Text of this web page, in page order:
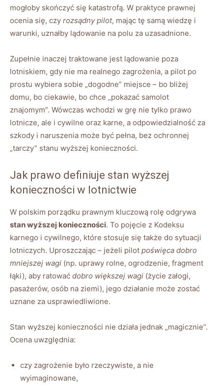
mogłoby skończyć się katastrofą. W praktyce prawnej
ocenia się, czy rozsądny pilot, mając tę samą wiedzę i
warunki, uznałby lądowanie na polu za uzasadnione.
Zupełnie inaczej traktowane jest lądowanie poza
lotniskiem, gdy nie ma realnego zagrożenia, a pilot po
prostu wybiera sobie „dogodne” miejsce – bo bliżej
domu, bo ciekawie, bo chce „pokazać samolot
znajomym”. Wówczas wchodzi w grę nie tylko prawo
lotnicze, ale i cywilne oraz karne, a odpowiedzialność za
szkody i naruszenia może być pełna, bez ochronnej
„tarczy” stanu wyższej konieczności.
Jak prawo definiuje stan wyższej
konieczności w lotnictwie
W polskim porządku prawnym kluczową rolę odgrywa
stan wyższej konieczności. To pojęcie z Kodeksu
karnego i cywilnego, które stosuje się także do sytuacji
lotniczych. Uproszczając – jeżeli pilot poświęca dobro
mniejszej wagi (np. uprawy rolne, ogrodzenie, fragment
łąki), aby ratować dobro większej wagi (życie załogi,
pasażerów, osób na ziemi), jego działanie może zostać
uznane za usprawiedliwione.
Stan wyższej konieczności nie działa jednak „magicznie”.
Ocena uwzględnia:
czy zagrożenie było rzeczywiste, a nie
wyimaginowane,